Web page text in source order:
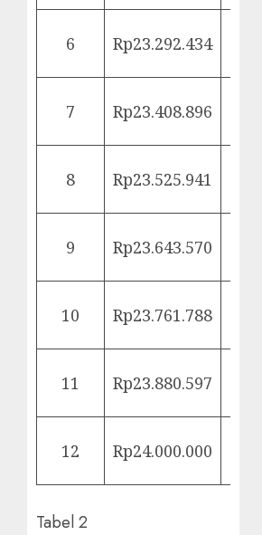
6 Rp23.292.434
7 Rp23.408.896
8 Rp23.525.941
9 Rp23.643.570
10 Rp23.761.788
11 Rp23.880.597
12 Rp24.000.000
Tabel 2